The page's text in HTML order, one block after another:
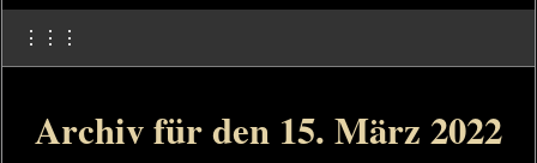
⋮⋮⋮
Archiv für den 15. März 2022